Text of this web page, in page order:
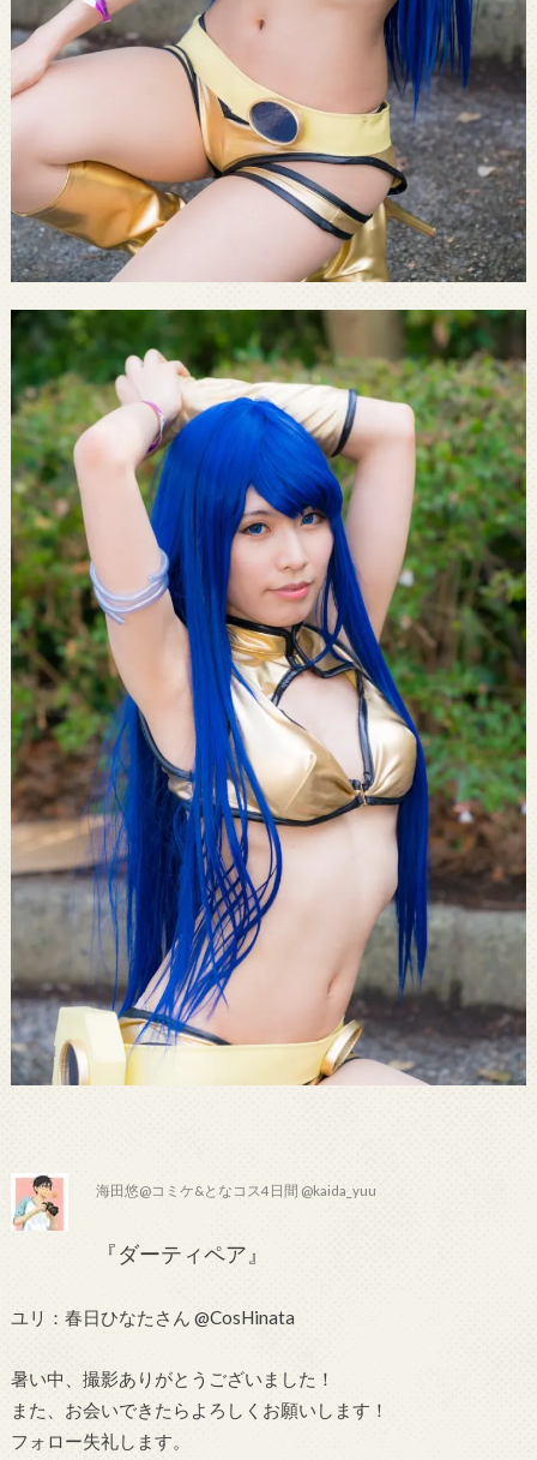
海田悠@コミケ&となコス4日間 @kaida_yuu
『ダーティペア』
ユリ：春日ひなたさん @CosHinata
暑い中、撮影ありがとうございました！
また、お会いできたらよろしくお願いします！
フォロー失礼します。